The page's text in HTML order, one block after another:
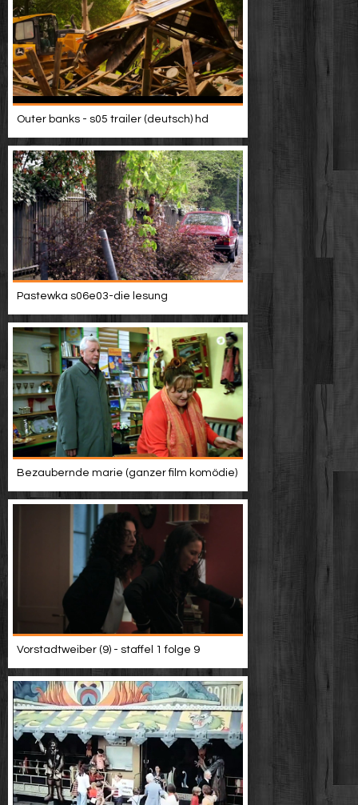
Outer banks - s05 trailer (deutsch) hd
Pastewka s06e03-die lesung
Bezaubernde marie (ganzer film komödie)
Vorstadtweiber (9) - staffel 1 folge 9